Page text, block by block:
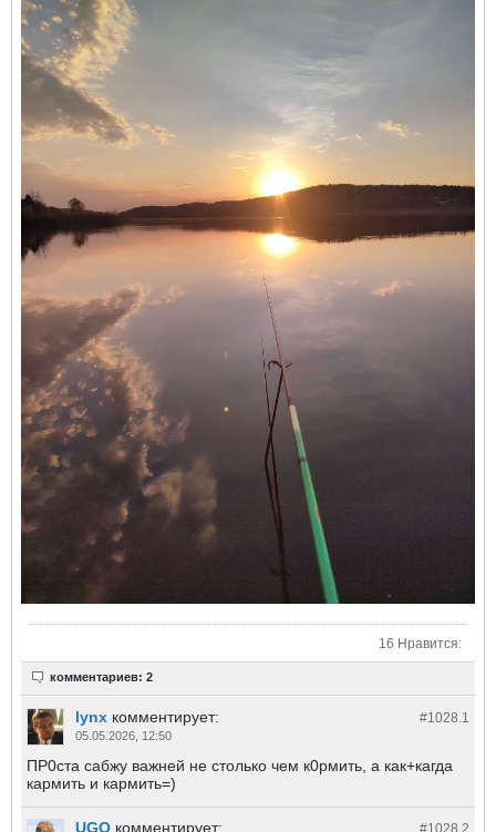
16 Нравится:
комментариев: 2
#1028.1
lynx комментирует:
05.05.2026, 12:50
ПР0ста сабжу важней не столько чем к0рмить, а как+кагда
кармить и кармить=)
UGO комментирует: